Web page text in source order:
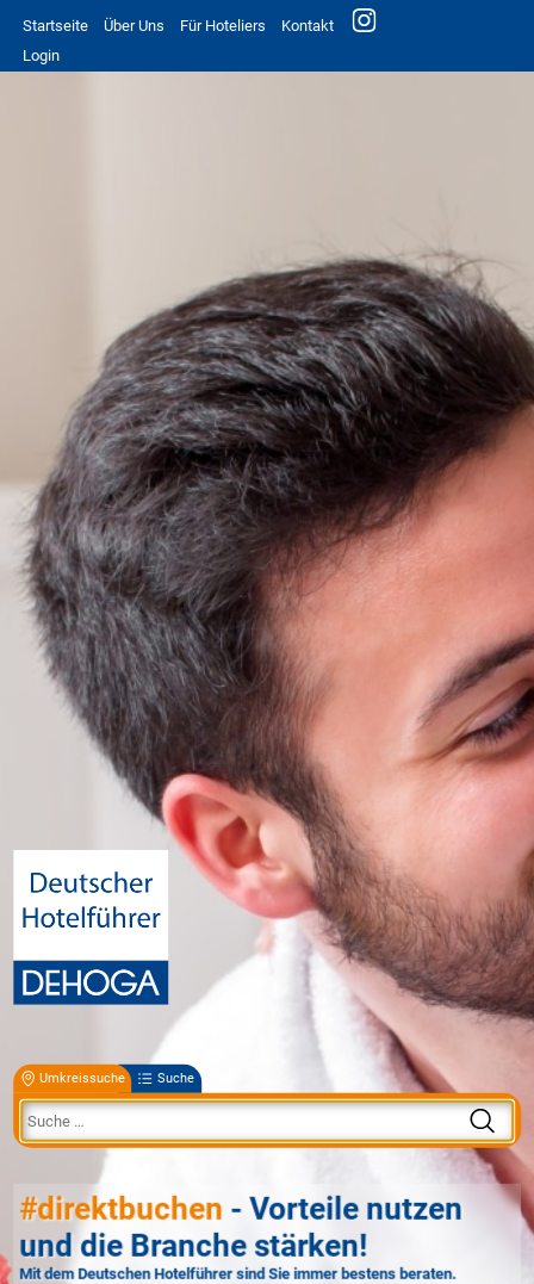
Startseite Über Uns Für Hoteliers
Kontakt
Login
Umkreissuche Suche
#direktbuchen - Vorteile nutzen
und die Branche stärken!
Mit dem Deutschen Hotelführer sind Sie immer bestens beraten.